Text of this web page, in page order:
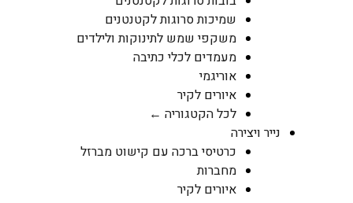
שמיכות סרוגות לקטנטנים
משקפי שמש לתינוקות ולילדים
מעמדים לכלי כתיבה
אוריגמי
איורים לקיר
לכל הקטגוריה ←
נייר ויצירה
כרטיסי ברכה עם קישוט מברזל
מחברות
איורים לקיר